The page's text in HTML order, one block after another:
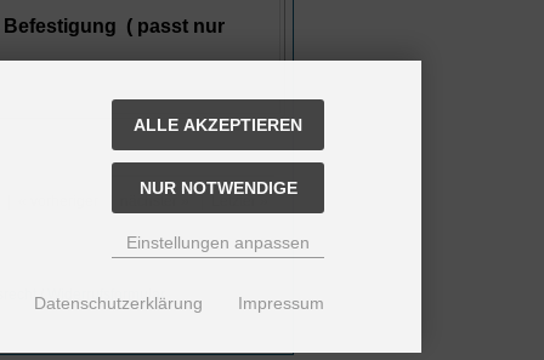
( passt nur
/ Widerrufsformular
ALLE AKZEPTIEREN
NUR NOTWENDIGE
Einstellungen anpassen
Datenschutzerklärung Impressum